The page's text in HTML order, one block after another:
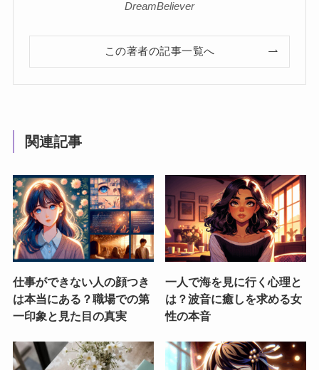
DreamBeliever
この著者の記事一覧へ
関連記事
仕事ができない人の顔つき
は本当にある？職場での第
一印象と見た目の真実
一人で海を見に行く心理と
は？波音に癒しを求める女
性の本音